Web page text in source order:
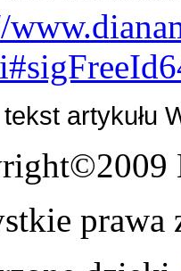
artykułu
prawa